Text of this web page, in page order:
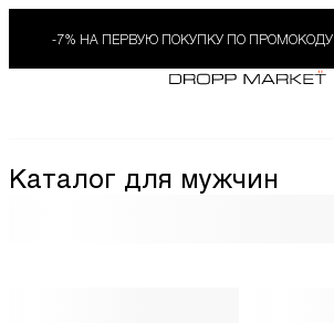
-7% НА ПЕРВУЮ ПОКУПКУ ПО ПРОМОКОДУ
Каталог для мужчин